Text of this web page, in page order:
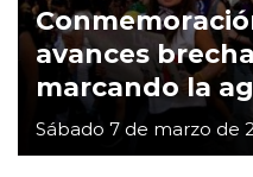
avances
marcando la
Sábado 7 de marzo de